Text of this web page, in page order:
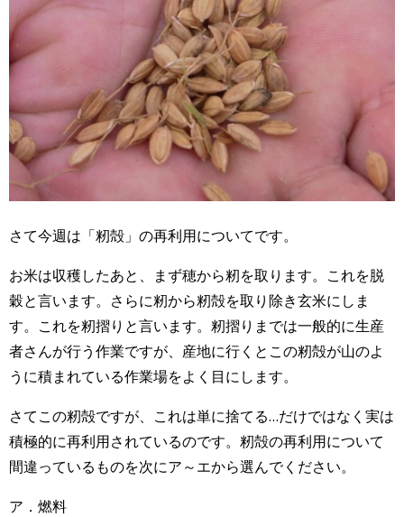
さて今週は「籾殻」の再利用についてです。
お米は収穫したあと、まず穂から籾を取ります。これを脱
穀と言います。さらに籾から籾殻を取り除き玄米にしま
す。これを籾摺りと言います。籾摺りまでは一般的に生産
者さんが行う作業ですが、産地に行くとこの籾殻が山のよ
うに積まれている作業場をよく目にします。
さてこの籾殻ですが、これは単に捨てる…だけではなく実は
積極的に再利用されているのです。籾殻の再利用について
間違っているものを次にア～エから選んでください。
ア．燃料